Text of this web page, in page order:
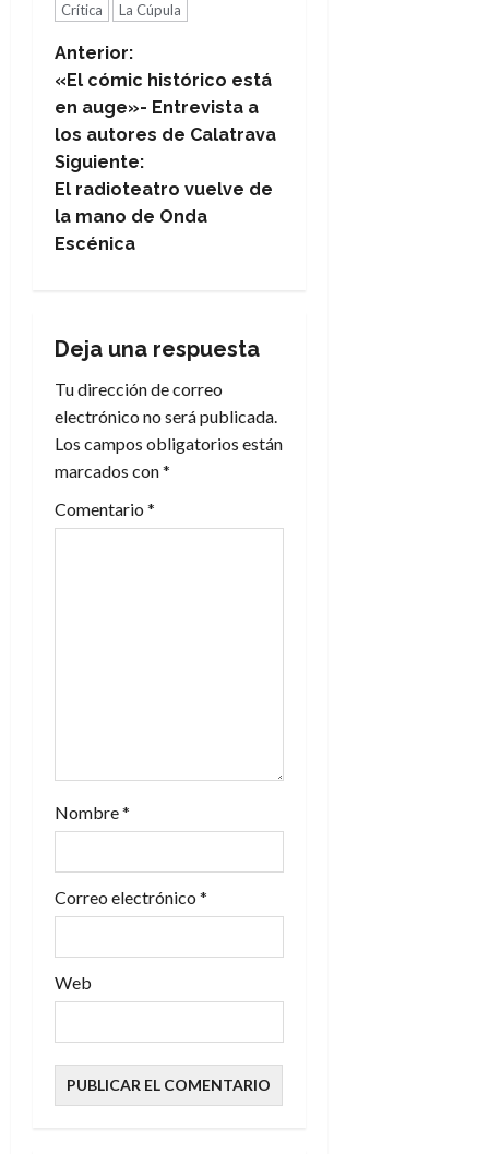
Crítica
La Cúpula
N
a
v
e
g
c
i
ó
n
d
a
d
a
Anterior:
«El cómic histórico está
en auge»- Entrevista a
los autores de Calatrava
Siguiente:
El radioteatro vuelve de
la mano de Onda
Escénica
Deja una respuesta
Tu dirección de correo
electrónico no será publicada.
Los campos obligatorios están
marcados con*
Comentario *
Nombre*
Correo electrónico *
Web